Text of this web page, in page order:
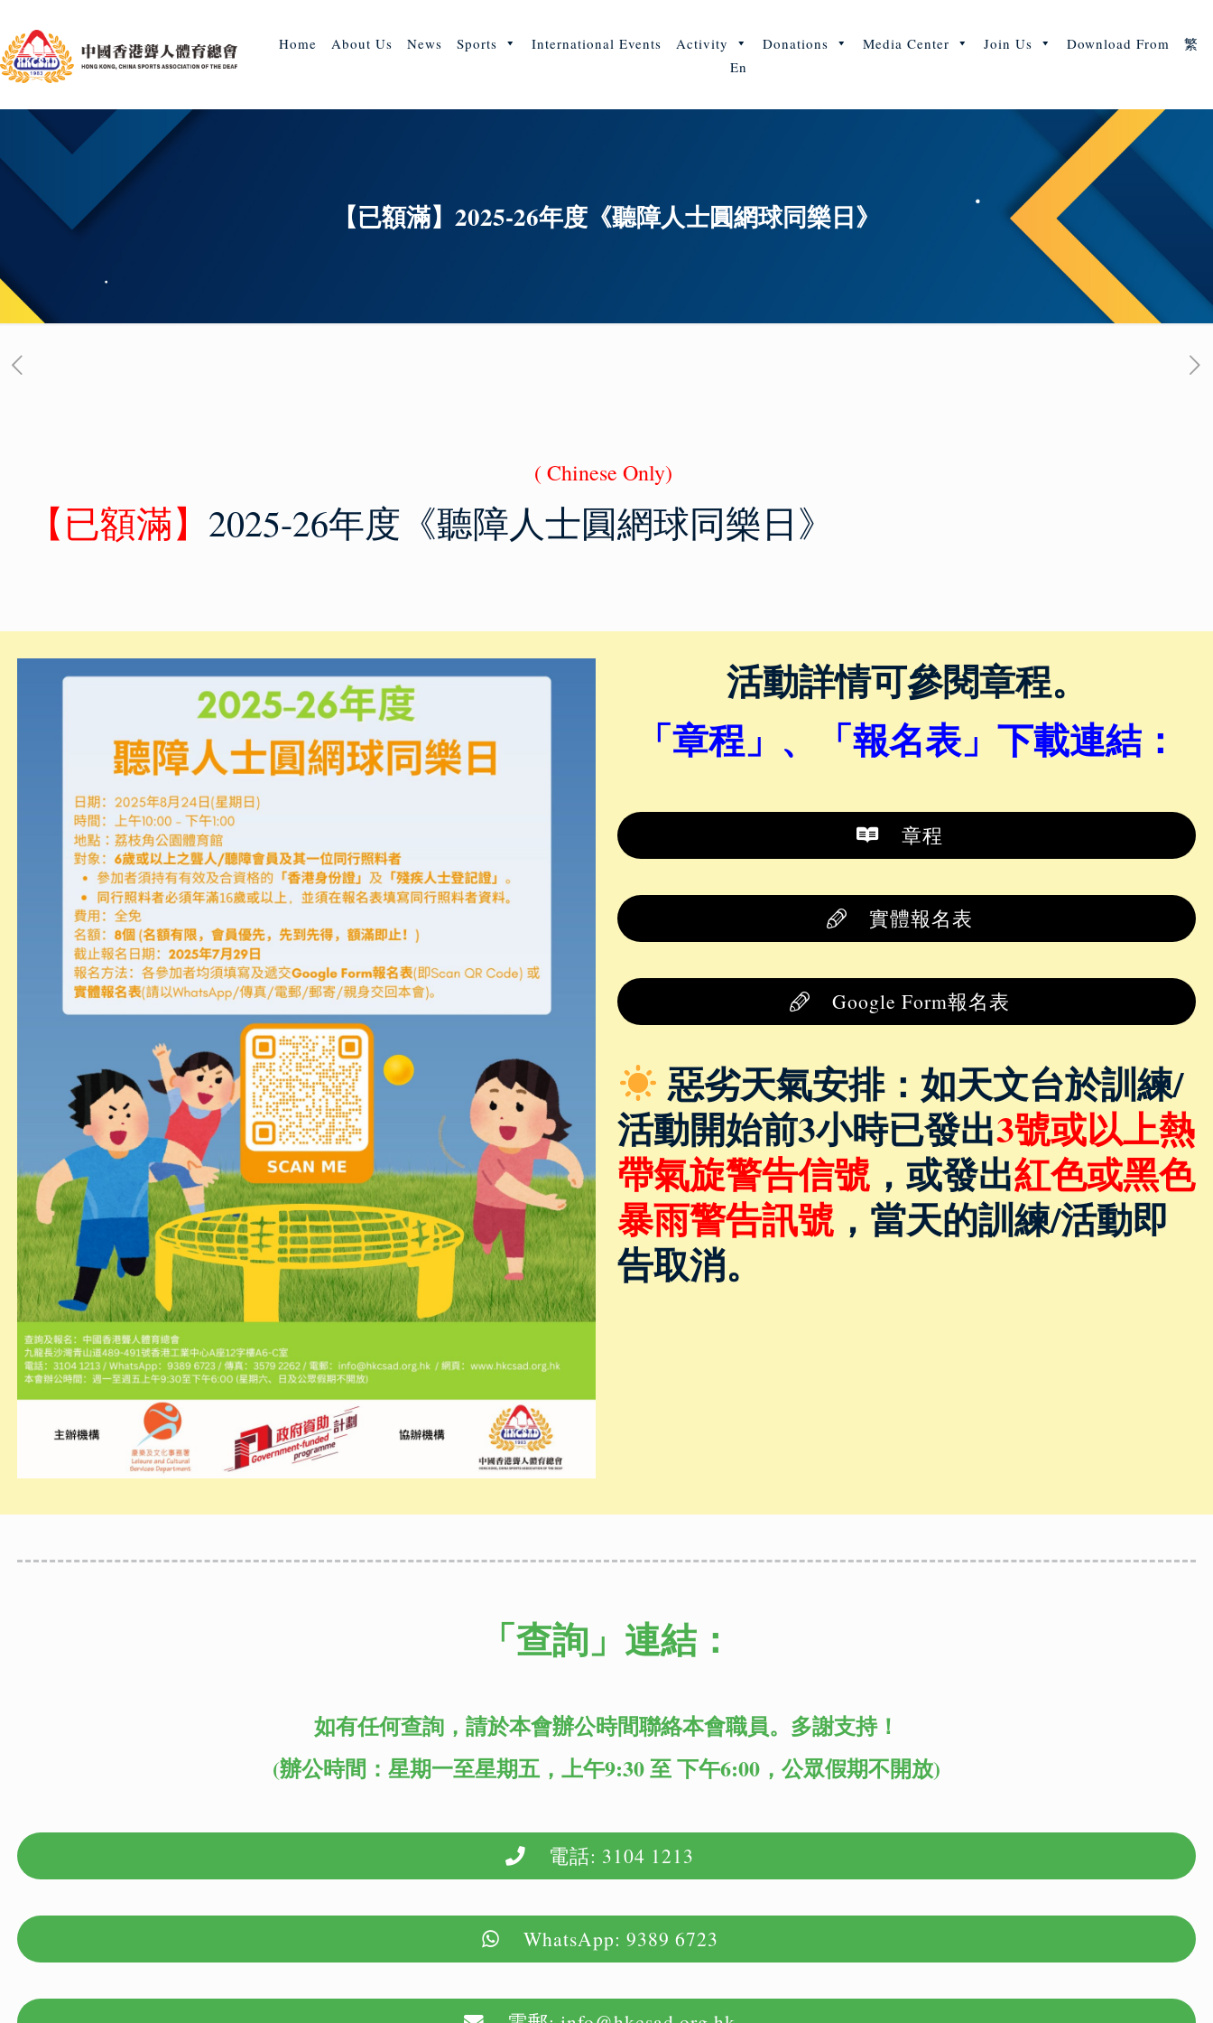
Home About Us News Sports International Events Activity Donations Media Center Join Us Download From
繁
En
【已額滿】2025-26年度《聽障人士圓網球同樂日》
( Chinese Only)
【已額滿】 2025-26年度《聽障人士圓網球同樂日》
活動詳情可參閱章程。
「章程」、「報名表」 下載連結：
章程
實體報名表
Google Form報名表
惡劣天氣安排：如天文台於訓練/
活動開始前3小時已發出3號或以上熱
帶氣旋警告信號 ，或發出紅色或黑色
暴雨警告訊號 ，當天的訓練/活動即
告取消。
「查詢」 連結：
如有任何查詢，請於本會辦公時間聯絡本會職員。多謝支持！
(辦公時間：星期一至星期五，上午9:30 至 下午6:00，公眾假期不開放)
電話: 3104 1213
WhatsApp: 9389 6723